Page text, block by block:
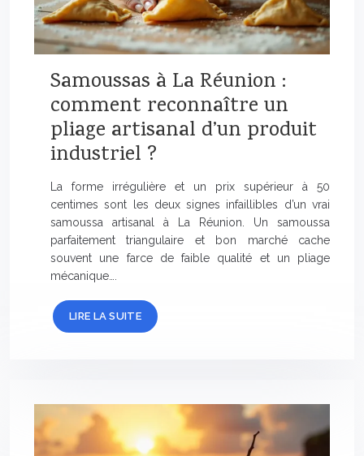
Samoussas à La Réunion :
comment reconnaître un
pliage artisanal d’un produit
industriel ?
La forme irrégulière et un prix supérieur à 50
centimes sont les deux signes infaillibles d’un vrai
samoussa artisanal à La Réunion. Un samoussa
parfaitement triangulaire et bon marché cache
souvent une farce de faible qualité et un pliage
mécanique….
LIRE LA SUITE